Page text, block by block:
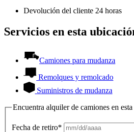
Devolución del cliente 24 horas
Servicios en esta
Camiones para mudanza
Remolques y remolcado
Suministros de mudanza
Encuentra alquiler de camiones en
Fecha de retiro*